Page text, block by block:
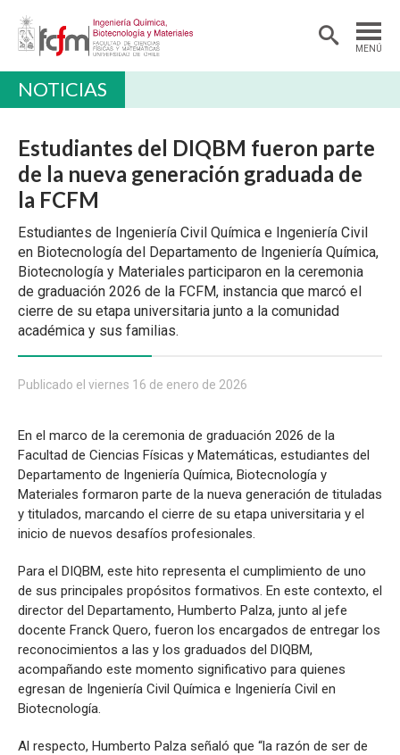
MENÚ
POSTGRADO Y EDUCACIÓN CONTINUA
ALUMNI
EXTENSIÓN
NOTICIAS
Estudiantes del DIQBM fueron parte
de la nueva generación graduada de
la FCFM
Estudiantes de Ingeniería Civil Química e Ingeniería Civil
en Biotecnología del Departamento de Ingeniería Química,
Biotecnología y Materiales participaron en la ceremonia
de graduación 2026 de la FCFM, instancia que marcó el
cierre de su etapa universitaria junto a la comunidad
académica y sus familias.
Publicado el viernes 16 de enero de 2026
En el marco de la ceremonia de graduación 2026 de la
Facultad de Ciencias Físicas y Matemáticas, estudiantes del
Departamento de Ingeniería Química, Biotecnología y
Materiales formaron parte de la nueva generación de tituladas
y titulados, marcando el cierre de su etapa universitaria y el
inicio de nuevos desafíos profesionales.
Para el DIQBM, este hito representa el cumplimiento de uno
de sus principales propósitos formativos. En este contexto, el
director del Departamento, Humberto Palza, junto al jefe
docente Franck Quero, fueron los encargados de entregar los
reconocimientos a las y los graduados del DIQBM,
acompañando este momento significativo para quienes
egresan de Ingeniería Civil Química e Ingeniería Civil en
Biotecnología.
Al respecto, Humberto Palza señaló que “la razón de ser de